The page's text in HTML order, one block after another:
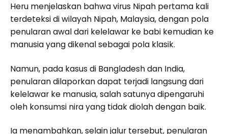
Heru menjelaskan bahwa virus Nipah pertama kali
terdeteksi di wilayah Nipah, Malaysia, dengan pola
penularan awal dari kelelawar ke babi kemudian ke
manusia yang dikenal sebagai pola klasik.
Namun, pada kasus di Bangladesh dan India,
penularan dilaporkan dapat terjadi langsung dari
kelelawar ke manusia, salah satunya dipengaruhi
oleh konsumsi nira yang tidak diolah dengan baik.
Ia menambahkan, selain jalur tersebut, penularan